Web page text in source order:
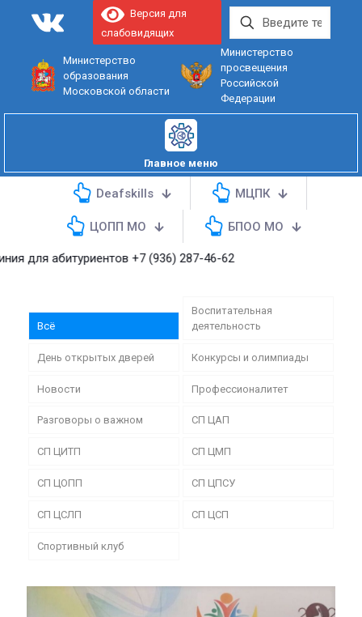
Министерство
образования
Московской области
Министерство
просвещения
Российской
Федерации
Версия для
слабовидящих
Главное меню
Deafskills МЦПК
ЦОПП МО БПОО МО
+7 (936) 287-46-62
Всё
Воспитательная
деятельность
День открытых дверей Конкурсы и олимпиады
Новости Профессионалитет
Разговоры о важном СП ЦАП
СП ЦИТП СП ЦМП
СП ЦОПП СП ЦПСУ
СП ЦСЛП СП ЦСП
Спортивный клуб